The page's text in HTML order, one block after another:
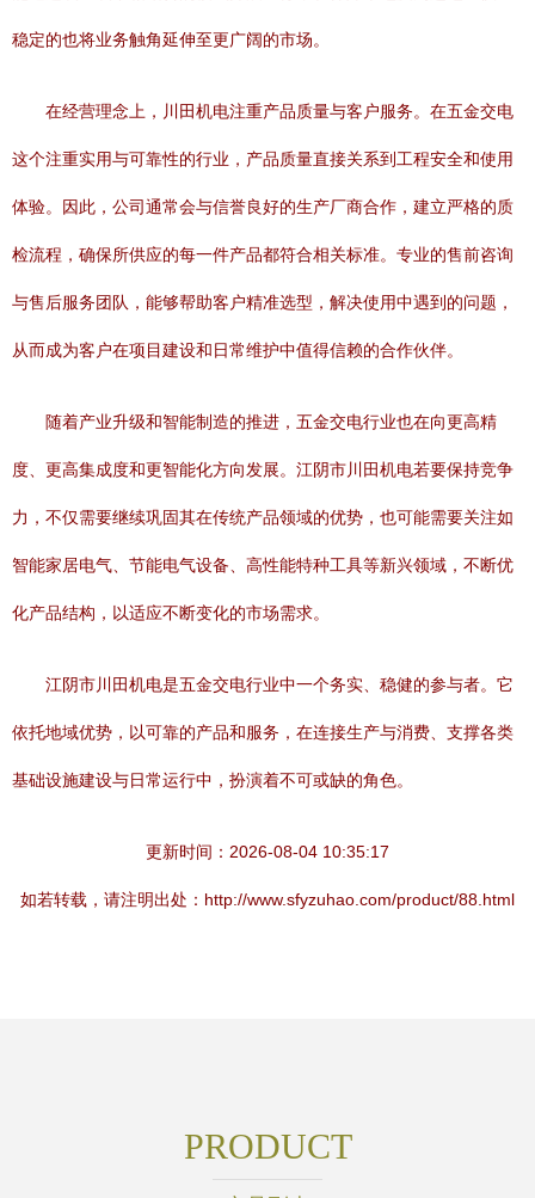
稳定的也将业务触角延伸至更广阔的市场。
在经营理念上，川田机电注重产品质量与客户服务。在五金交电
这个注重实用与可靠性的行业，产品质量直接关系到工程安全和使用
体验。因此，公司通常会与信誉良好的生产厂商合作，建立严格的质
检流程，确保所供应的每一件产品都符合相关标准。专业的售前咨询
与售后服务团队，能够帮助客户精准选型，解决使用中遇到的问题，
从而成为客户在项目建设和日常维护中值得信赖的合作伙伴。
随着产业升级和智能制造的推进，五金交电行业也在向更高精
度、更高集成度和更智能化方向发展。江阴市川田机电若要保持竞争
力，不仅需要继续巩固其在传统产品领域的优势，也可能需要关注如
智能家居电气、节能电气设备、高性能特种工具等新兴领域，不断优
化产品结构，以适应不断变化的市场需求。
江阴市川田机电是五金交电行业中一个务实、稳健的参与者。它
依托地域优势，以可靠的产品和服务，在连接生产与消费、支撑各类
基础设施建设与日常运行中，扮演着不可或缺的角色。
更新时间：2026-08-04 10:35:17
如若转载，请注明出处：http://www.sfyzuhao.com/product/88.html
PRODUCT